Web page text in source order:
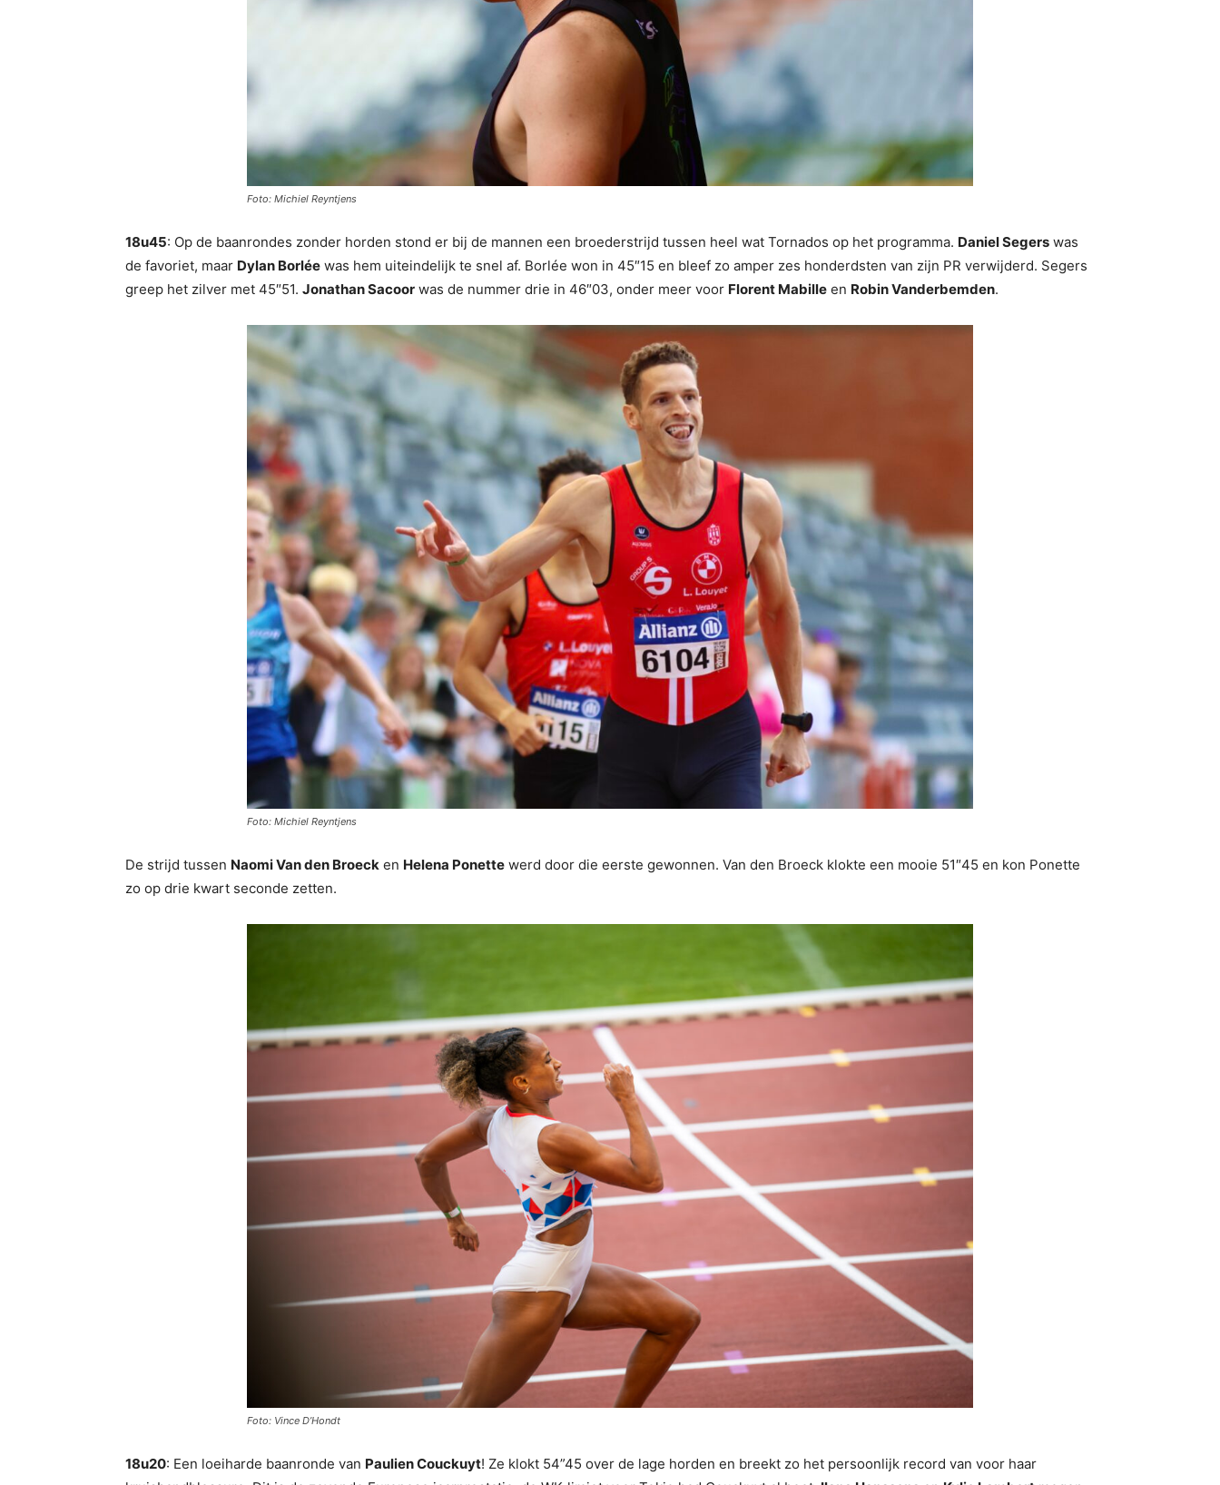
Foto: Michiel Reyntjens
18u45: Op de baanrondes zonder horden stond er bij de mannen een broederstrijd tussen heel wat Tornados op het programma. Daniel Segers was
de favoriet, maar Dylan Borlée was hem uiteindelijk te snel af. Borlée won in 45″15 en bleef zo amper zes honderdsten van zijn PR verwijderd. Segers
greep het zilver met 45″51. Jonathan Sacoor was de nummer drie in 46″03, onder meer voor Florent Mabille en Robin Vanderbemden.
Foto: Michiel Reyntjens
De strijd tussen Naomi Van den Broeck en Helena Ponette werd door die eerste gewonnen. Van den Broeck klokte een mooie 51″45 en kon Ponette
zo op drie kwart seconde zetten.
Foto: Vince D’Hondt
18u20: Een loeiharde baanronde van Paulien Couckuyt! Ze klokt 54”45 over de lage horden en breekt zo het persoonlijk record van voor haar